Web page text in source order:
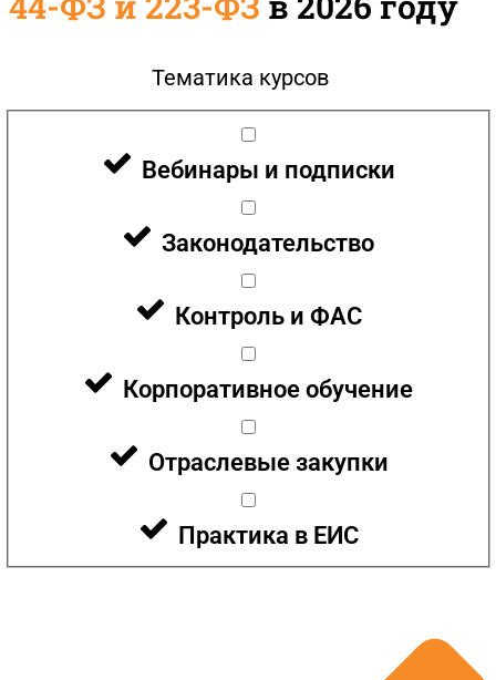
Тематика курсов
Вебинары и подписки
Законодательство
Контроль и ФАС
Корпоративное обучение
Отраслевые закупки
Практика в ЕИС